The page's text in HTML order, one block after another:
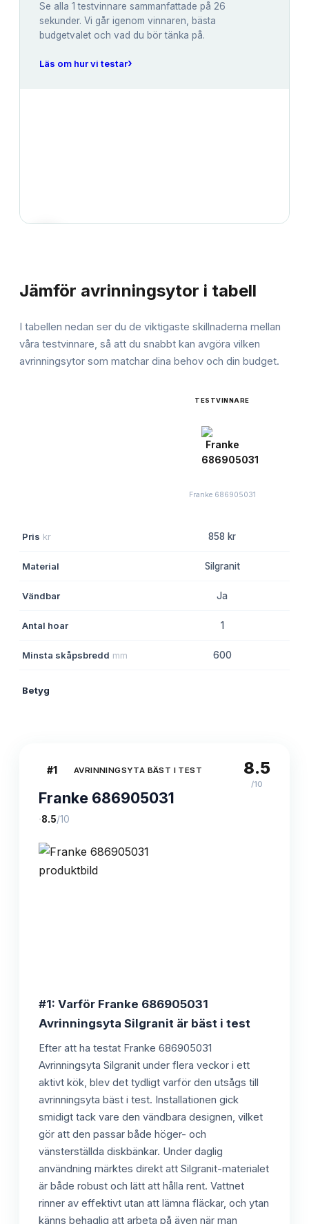
Se alla 1 testvinnare sammanfattade på 26
sekunder. Vi går igenom vinnaren, bästa
budgetvalet och vad du bör tänka på.
Läs om hur vi testar›
Jämför avrinningsytor i tabell
I tabellen nedan ser du de viktigaste skillnaderna mellan
våra testvinnare, så att du snabbt kan avgöra vilken
avrinningsytor som matchar dina behov och din budget.
TESTVINNARE
Franke 686905031
Pris kr 858 kr
Material Silgranit
Vändbar Ja
Antal hoar 1
Minsta skåpsbredd mm 600
Betyg
#1 AVRINNINGSYTA BÄST I TEST
Franke 686905031
·8.5/10
8.5
/10
#1: Varför Franke 686905031
Avrinningsyta Silgranit är bäst i test
Efter att ha testat Franke 686905031
Avrinningsyta Silgranit under flera veckor i ett
aktivt kök, blev det tydligt varför den utsågs till
avrinningsyta bäst i test. Installationen gick
smidigt tack vare den vändbara designen, vilket
gör att den passar både höger- och
vänsterställda diskbänkar. Under daglig
användning märktes direkt att Silgranit-materialet
är både robust och lätt att hålla rent. Vattnet
rinner av effektivt utan att lämna fläckar, och ytan
känns behaglig att arbeta på även när man